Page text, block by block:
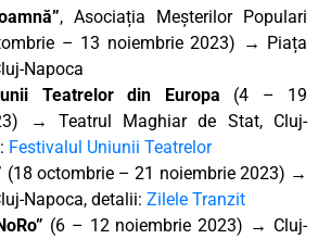
, Asociația Meșterilor Populari
– 13 noiembrie 2023) → Piața
Napoca
Teatrelor din Europa (4 – 19
→ Teatrul Maghiar de Stat, Cluj-
Festivalul Uniunii Teatrelor
(18 octombrie – 21 noiembrie 2023) →
Napoca, detalii: Zilele Tranzit
(6 – 12 noiembrie 2023) → Cluj-